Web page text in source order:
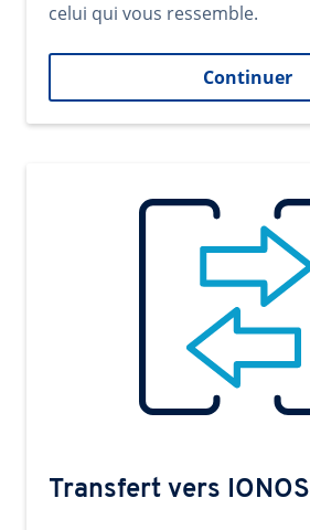
celui qui vous ressemble.
Continuer
Transfert vers IONOS